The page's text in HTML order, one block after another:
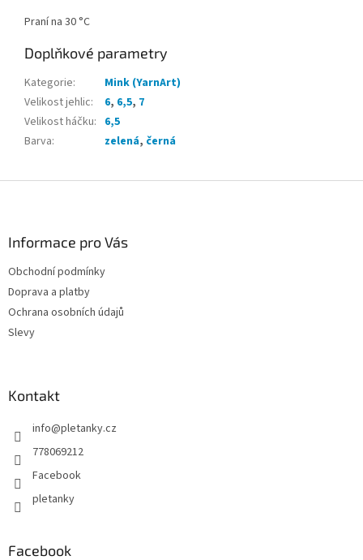
Praní na 30 °C
Doplňkové parametry
Kategorie:
Mink (YarnArt)
Velikost jehlic: 6, 6,5, 7
Velikost háčku: 6,5
Barva: zelená, černá
Informace pro Vás
Obchodní podmínky
Doprava a platby
Ochrana osobních údajů
Slevy
Kontakt
info@pletanky.cz
778069212
Facebook
pletanky
Facebook